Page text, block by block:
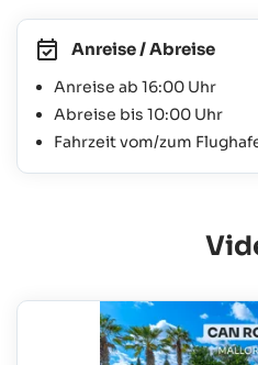
Anreise / Abreise
Anreise ab 16:00 Uhr
Abreise bis 10:00 Uhr
Fahrzeit vom/zum